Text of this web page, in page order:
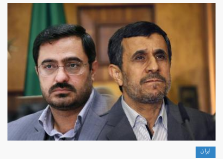
ايران